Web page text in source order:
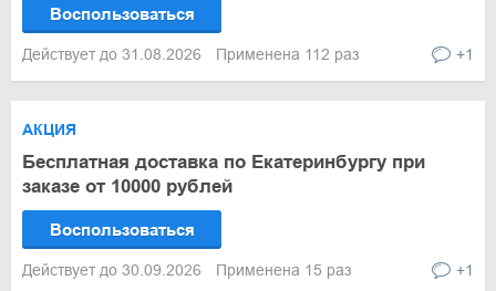
Воспользоваться
Действует до 31.08.2026 Применена 112 раз +1
АКЦИЯ
Бесплатная доставка по Екатеринбургу при
заказе от 10000 рублей
Воспользоваться
Действует до 30.09.2026 Применена 15 раз +1